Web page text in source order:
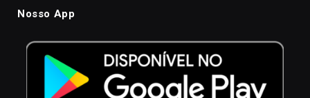
Nosso App